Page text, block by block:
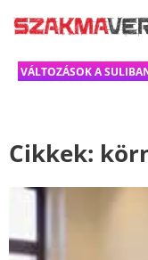
VÁLTOZÁSOK A
Cikkek: